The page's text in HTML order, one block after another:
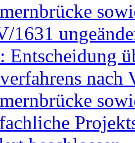
1631
Entscheidung